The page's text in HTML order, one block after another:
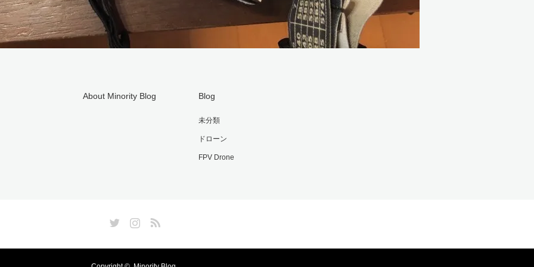
About Minority Blog Blog
未分類
ドローン
FPV Drone